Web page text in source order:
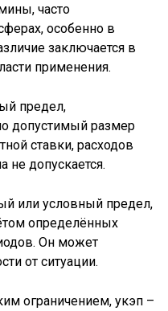
часто
особенно в
заключается в
применения.
предел,
допустимый размер
ставки, расходов
допускается.
или условный предел,
определённых
Он может
от ситуации.
ограничением, укэп –